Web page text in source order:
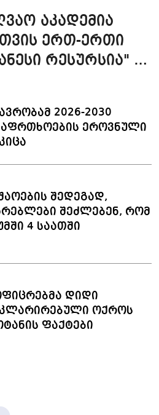
აკადემია
ერთ-ერთი
რესურსია" -
2026-2030
ეროვნული
შედეგად,
შეძლებენ, რომ
4 საათში
დიდი
ოქროს
ფაქტები